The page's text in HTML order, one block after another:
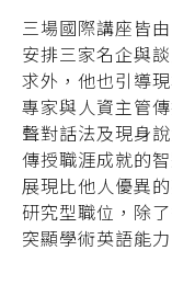
三場國際講座皆
安排三家名企與
求外，他也引導
專家與人資主管
聲對話法及現身
傳授職涯成就的
展現比他人優異
研究型職位，除
突顯學術英語能